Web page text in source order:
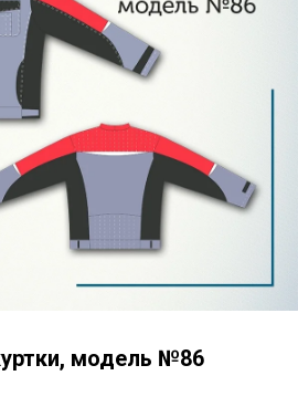
модель №86